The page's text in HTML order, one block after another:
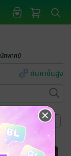
นักพากย์
ค้นหาขั้นสูง
หน้าที่ 1